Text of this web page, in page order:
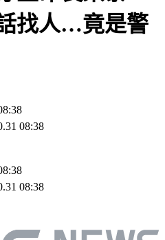
找人…竟是警
08:38
08:38